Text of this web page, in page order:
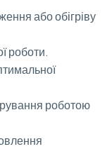
або обігріву
роботи.
роботою